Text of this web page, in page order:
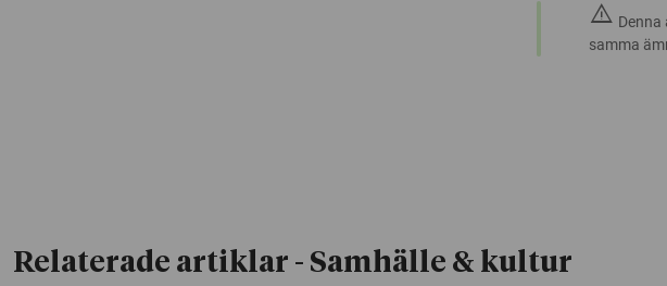
warning
samma
Relaterade artiklar - Samhälle & kultur